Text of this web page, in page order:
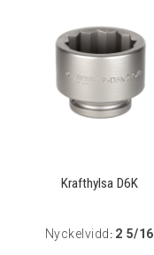
Krafthylsa D6K
Nyckelvidd : 2 5/16